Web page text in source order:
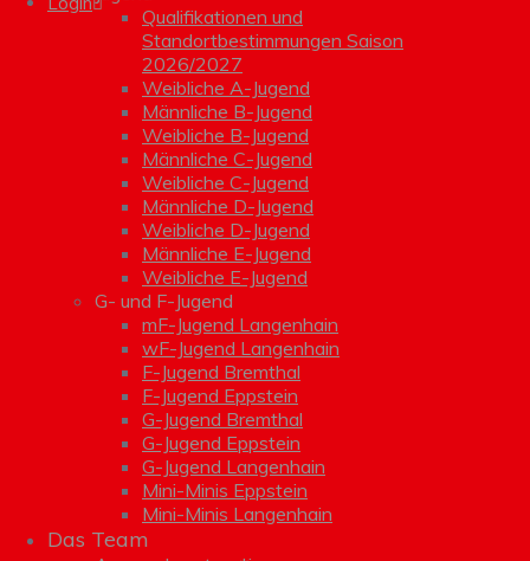
Qualifikationen und
Standortbestimmungen Saison
2026/2027
Weibliche A-Jugend
Männliche B-Jugend
Weibliche B-Jugend
Männliche C-Jugend
Weibliche C-Jugend
Männliche D-Jugend
Weibliche D-Jugend
Männliche E-Jugend
Weibliche E-Jugend
G- und F-Jugend
mF-Jugend Langenhain
wF-Jugend Langenhain
F-Jugend Bremthal
F-Jugend Eppstein
G-Jugend Bremthal
G-Jugend Eppstein
G-Jugend Langenhain
Mini-Minis Eppstein
Mini-Minis Langenhain
Das Team